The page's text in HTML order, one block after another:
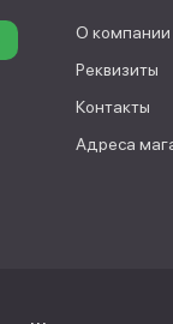
О компании
Реквизиты
Контакты
Адреса